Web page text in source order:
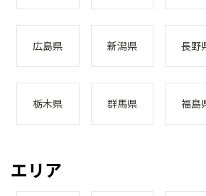
広島県 新潟県 長野
栃木県 群馬県 福島
エリア